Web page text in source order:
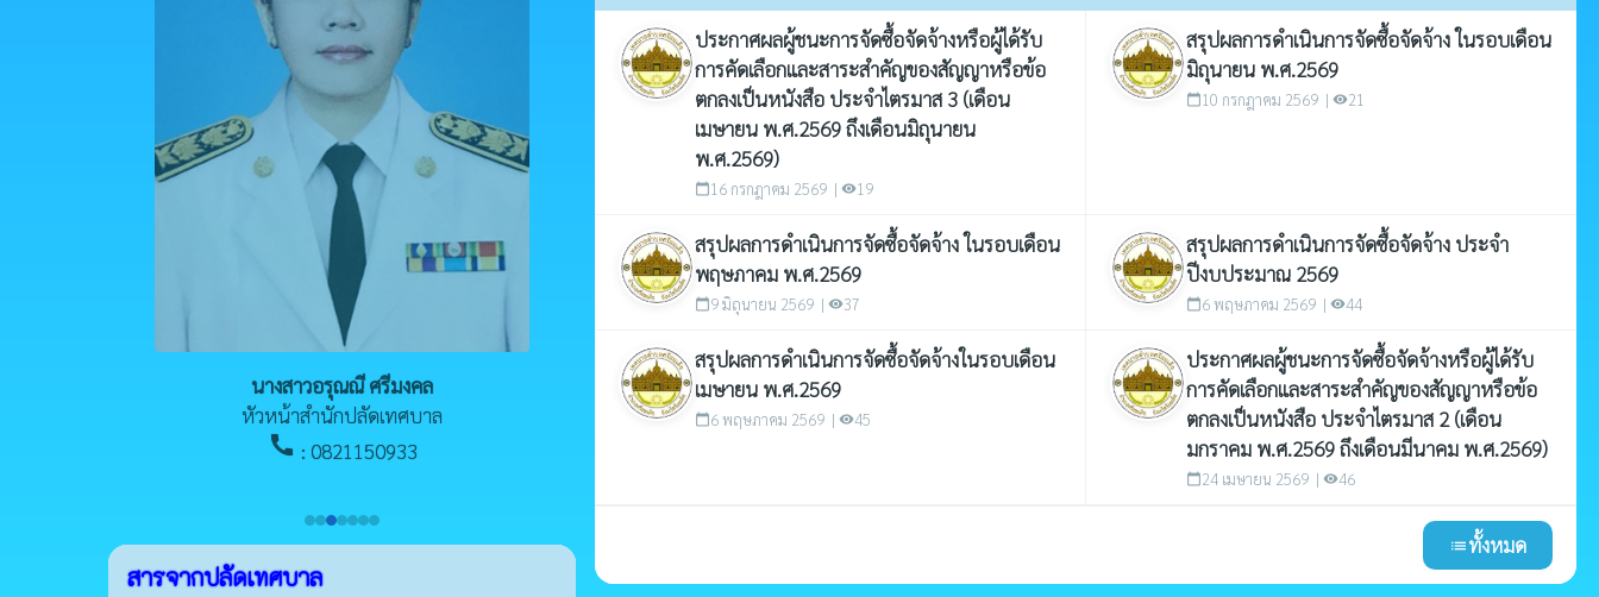
นางสาวอรุณณี ศรีมงคล
หัวหน้าสำนักปลัดเทศบาล
call : 0821150933
สารจากปลัดเทศบาล
ประกาศผลผู้ชนะการจัดซื้อจัดจ้างหรือผู้ได้รับ
การคัดเลือกและสาระสำคัญของสัญญาหรือข้อ
ตกลงเป็นหนังสือ ประจำไตรมาส 3 (เดือน
เมษายน พ.ศ.2569 ถึงเดือนมิถุนายน
พ.ศ.2569)
calendar_today16 กรกฎาคม 2569 | visibility19
สรุปผลการดำเนินการจัดซื้อจัดจ้าง ในรอบเดือน
มิถุนายน พ.ศ.2569
calendar_today10 กรกฎาคม 2569 | visibility21
สรุปผลการดำเนินการจัดซื้อจัดจ้าง ในรอบเดือน
พฤษภาคม พ.ศ.2569
calendar_today9 มิถุนายน 2569 | visibility37
สรุปผลการดำเนินการจัดซื้อจัดจ้าง ประจำ
ปีงบประมาณ 2569
calendar_today6 พฤษภาคม 2569 | visibility44
สรุปผลการดำเนินการจัดซื้อจัดจ้างในรอบเดือน
เมษายน พ.ศ.2569
calendar_today6 พฤษภาคม 2569 | visibility45
ประกาศผลผู้ชนะการจัดซื้อจัดจ้างหรือผู้ได้รับ
การคัดเลือกและสาระสำคัญของสัญญาหรือข้อ
ตกลงเป็นหนังสือ ประจำไตรมาส 2 (เดือน
มกราคม พ.ศ.2569 ถึงเดือนมีนาคม พ.ศ.2569)
calendar_today24 เมษายน 2569 | visibility46
listทั้งหมด